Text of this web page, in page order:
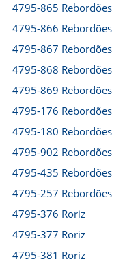
4795-865 Rebordões
4795-866 Rebordões
4795-867 Rebordões
4795-868 Rebordões
4795-869 Rebordões
4795-176 Rebordões
4795-180 Rebordões
4795-902 Rebordões
4795-435 Rebordões
4795-257 Rebordões
4795-376 Roriz
4795-377 Roriz
4795-381 Roriz